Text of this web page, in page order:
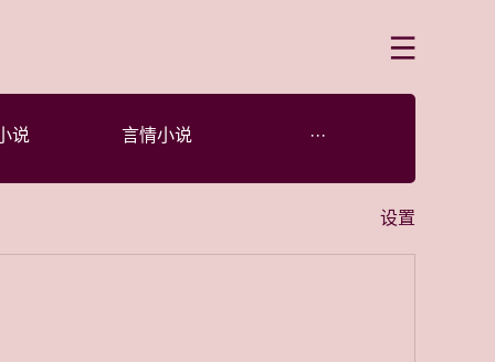
说 言情小说 ···
设置